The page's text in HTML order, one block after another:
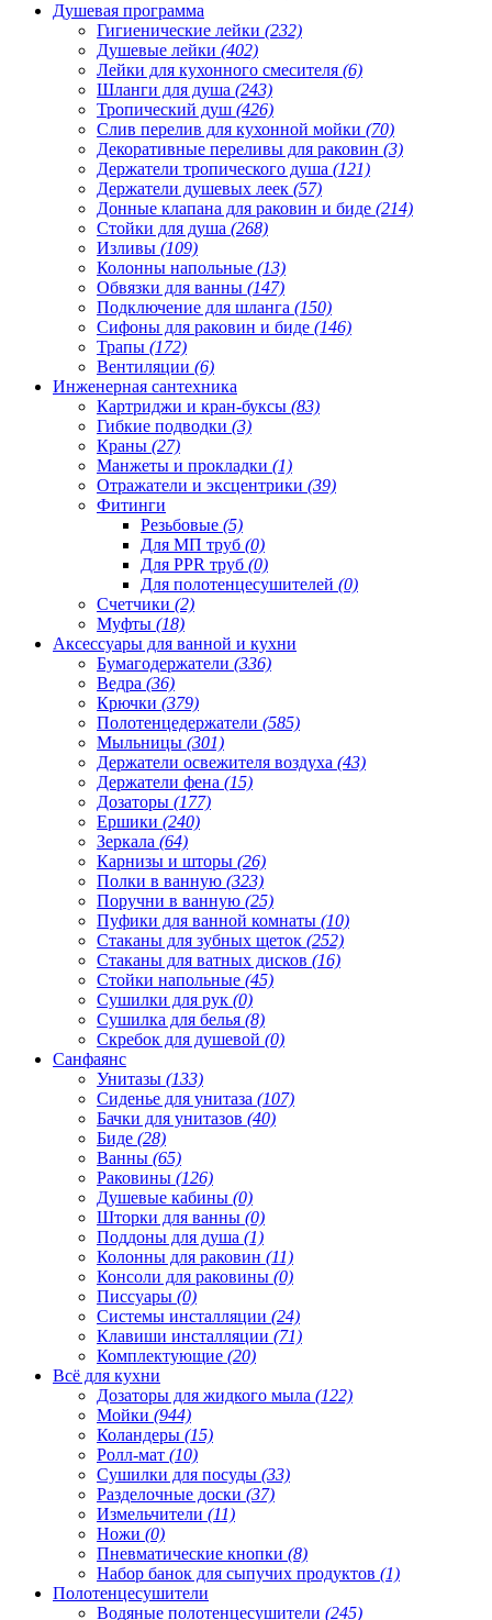
Душевая программа
Гигиенические лейки (232)
Душевые лейки (402)
Лейки для кухонного смесителя (6)
Шланги для душа (243)
Тропический душ (426)
Слив перелив для кухонной мойки (70)
Декоративные переливы для раковин (3)
Держатели тропического душа (121)
Держатели душевых леек (57)
Донные клапана для раковин и биде (214)
Стойки для душа (268)
Изливы (109)
Колонны напольные (13)
Обвязки для ванны (147)
Подключение для шланга (150)
Сифоны для раковин и биде (146)
Трапы (172)
Вентиляции (6)
Инженерная сантехника
Картриджи и кран-буксы (83)
Гибкие подводки (3)
Краны (27)
Манжеты и прокладки (1)
Отражатели и эксцентрики (39)
Фитинги
Резьбовые (5)
Для МП труб (0)
Для PPR труб (0)
Для полотенцесушителей (0)
Счетчики (2)
Муфты (18)
Аксессуары для ванной и кухни
Бумагодержатели (336)
Ведра (36)
Крючки (379)
Полотенцедержатели (585)
Мыльницы (301)
Держатели освежителя воздуха (43)
Держатели фена (15)
Дозаторы (177)
Ершики (240)
Зеркала (64)
Карнизы и шторы (26)
Полки в ванную (323)
Поручни в ванную (25)
Пуфики для ванной комнаты (10)
Стаканы для зубных щеток (252)
Стаканы для ватных дисков (16)
Стойки напольные (45)
Сушилки для рук (0)
Сушилка для белья (8)
Скребок для душевой (0)
Санфаянс
Унитазы (133)
Сиденье для унитаза (107)
Бачки для унитазов (40)
Биде (28)
Ванны (65)
Раковины (126)
Душевые кабины (0)
Шторки для ванны (0)
Поддоны для душа (1)
Колонны для раковин (11)
Консоли для раковины (0)
Писсуары (0)
Системы инсталляции (24)
Клавиши инсталляции (71)
Комплектующие (20)
Всё для кухни
Дозаторы для жидкого мыла (122)
Мойки (944)
Коландеры (15)
Ролл-мат (10)
Сушилки для посуды (33)
Разделочные доски (37)
Измельчители (11)
Ножи (0)
Пневматические кнопки (8)
Набор банок для сыпучих продуктов (1)
Полотенцесушители
Водяные полотенцесушители (245)